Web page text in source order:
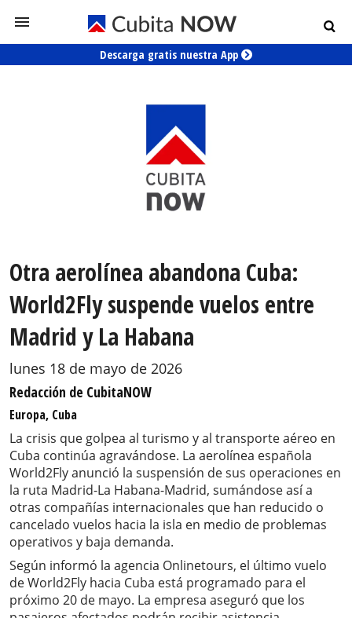
Descarga gratis nuestra App
Otra aerolínea abandona Cuba:
World2Fly suspende vuelos entre
Madrid y La Habana
lunes 18 de mayo de 2026
Redacción de CubitaNOW
Europa, Cuba
La crisis que golpea al turismo y al transporte aéreo en
Cuba continúa agravándose. La aerolínea española
World2Fly anunció la suspensión de sus operaciones en
la ruta Madrid-La Habana-Madrid, sumándose así a
otras compañías internacionales que han reducido o
cancelado vuelos hacia la isla en medio de problemas
operativos y baja demanda.
Según informó la agencia Onlinetours, el último vuelo
de World2Fly hacia Cuba está programado para el
próximo 20 de mayo. La empresa aseguró que los